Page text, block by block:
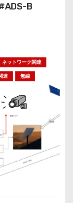
B
ネットワーク関連
連 無線